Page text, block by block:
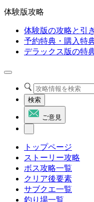
体験版攻略
体験版の攻略と引
予約特典・購入特
デラックス版の特
検索
ご意見
トップページ
ストーリー攻略
ボス攻略一覧
クリア後要素
サブクエ一覧
釣り場一覧